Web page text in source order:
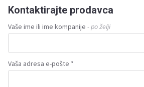
Kontaktirajte prodavca
Vaše ime ili ime kompanije - po želji
Vaša adresa e-pošte *